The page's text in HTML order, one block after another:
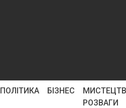
ПОЛІТИКА БІЗНЕС
РОЗВАГИ